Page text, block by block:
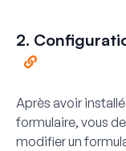
2.
Après avoir
formulaire, vous
modifier un